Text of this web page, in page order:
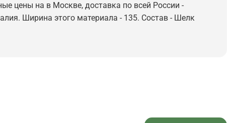
цены на в Москве, доставка по всей России -
Ширина этого материала - 135. Состав - Шелк